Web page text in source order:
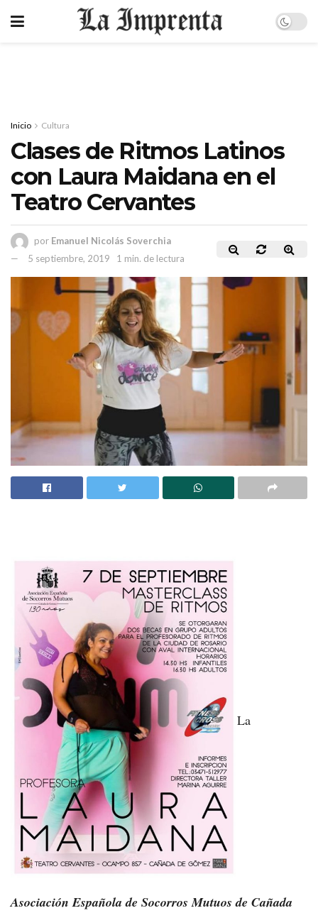
Inicio Cultura
Clases de Ritmos Latinos
con Laura Maidana en el
Teatro Cervantes
por Emanuel Nicolás Soverchia
5 septiembre, 2019
1 min. de lectura
La
Asociación Española de Socorros Mutuos de Cañada